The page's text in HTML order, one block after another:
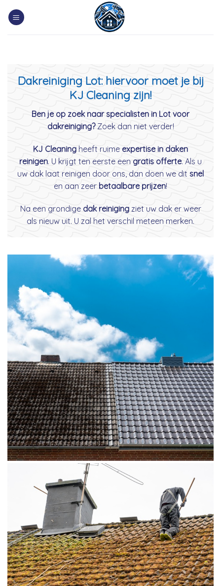
Dakreiniging Lot: hiervoor moet je bij
KJ Cleaning zijn!
Ben je op zoek naar specialisten in Lot voor
dakreiniging?Zoek dan niet verder!
KJ Cleaning heeft ruime expertise in daken
reinigen. U krijgt ten eerste een gratis offerte. Als u
uw dak laat reinigen door ons, dan doen we dit snel
en aan zeer betaalbare prijzen!
Na een grondige dak reinigingziet uw dak er weer
als nieuw uit. U zal het verschil meteen merken.